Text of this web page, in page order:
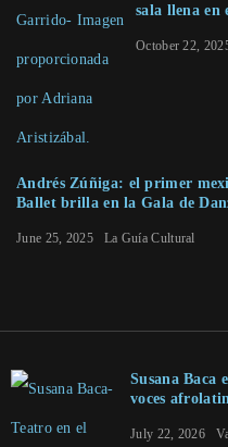
sala llena en
October 22,
Andrés Zúñiga: el primer
Ballet brilla en la Gala de
June 25, 2025 La Guía Cultural
Susana Baca
voces
July 22, 2026